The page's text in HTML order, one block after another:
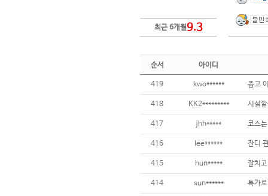
최근 6개월9.3
순서 아이디
419 kwo******
418 KK2*********
417 jhh*****
416 lee******
415 hun*****
414 sun******